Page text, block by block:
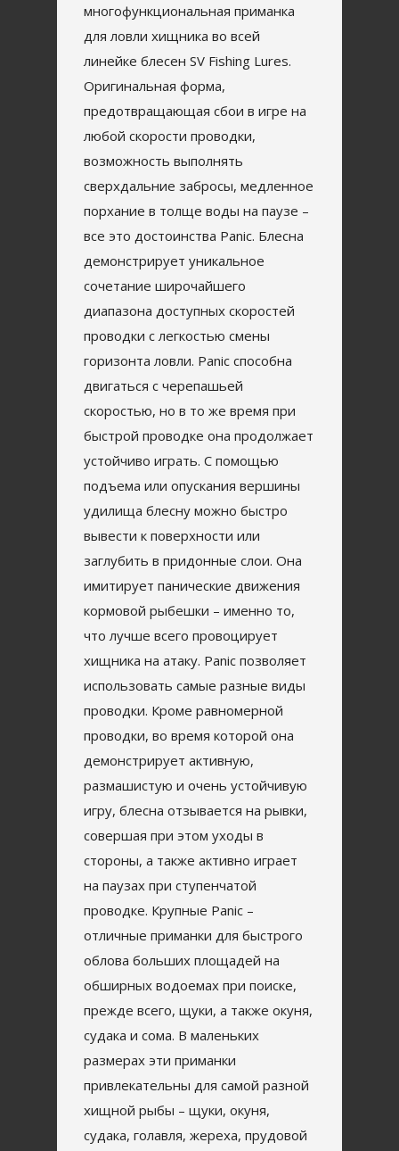
многофункциональная приманка
для ловли хищника во всей
линейке блесен SV Fishing Lures.
Оригинальная форма,
предотвращающая сбои в игре на
любой скорости проводки,
возможность выполнять
сверхдальние забросы, медленное
порхание в толще воды на паузе –
все это достоинства Panic. Блесна
демонстрирует уникальное
сочетание широчайшего
диапазона доступных скоростей
проводки с легкостью смены
горизонта ловли. Panic способна
двигаться с черепашьей
скоростью, но в то же время при
быстрой проводке она продолжает
устойчиво играть. С помощью
подъема или опускания вершины
удилища блесну можно быстро
вывести к поверхности или
заглубить в придонные слои. Она
имитирует панические движения
кормовой рыбешки – именно то,
что лучше всего провоцирует
хищника на атаку. Panic позволяет
использовать самые разные виды
проводки. Кроме равномерной
проводки, во время которой она
демонстрирует активную,
размашистую и очень устойчивую
игру, блесна отзывается на рывки,
совершая при этом уходы в
стороны, а также активно играет
на паузах при ступенчатой
проводке. Крупные Panic –
отличные приманки для быстрого
облова больших площадей на
обширных водоемах при поиске,
прежде всего, щуки, а также окуня,
судака и сома. В маленьких
размерах эти приманки
привлекательны для самой разной
хищной рыбы – щуки, окуня,
судака, голавля, жереха, прудовой